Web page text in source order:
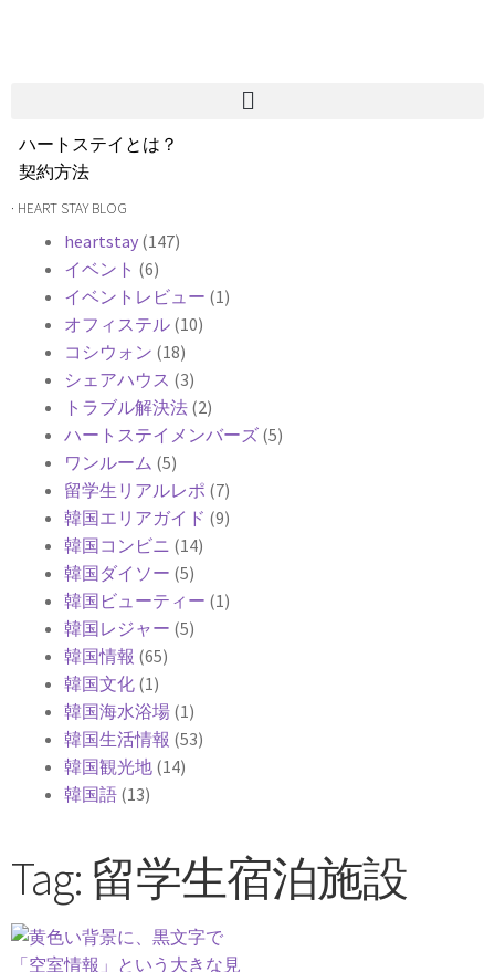
ハートステイとは？
契約方法
韓国不動産情報
よくある質問
Heartee
· HEART STAY BLOG
heartstay (147)
イベント (6)
イベントレビュー (1)
オフィステル (10)
コシウォン (18)
シェアハウス (3)
トラブル解決法 (2)
ハートステイメンバーズ (5)
ワンルーム (5)
留学生リアルレポ (7)
韓国エリアガイド (9)
韓国コンビニ (14)
韓国ダイソー (5)
韓国ビューティー (1)
韓国レジャー (5)
韓国情報 (65)
韓国文化 (1)
韓国海水浴場 (1)
韓国生活情報 (53)
韓国観光地 (14)
韓国語 (13)
Tag: 留学生宿泊施設